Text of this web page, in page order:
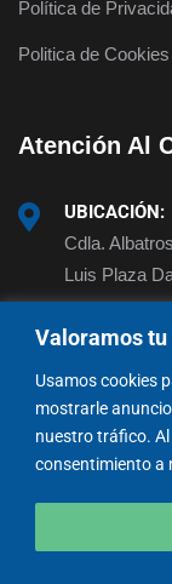
Valoramos
Usamos cookies
mostrarle
nuestro tráfico. Al
consentimiento a
Política de
Politica de Cookies
Atención Al
UBICACIÓN:
Cdla.
Luis Plaza
EMAIL:
TELÉFONO:
+593 98